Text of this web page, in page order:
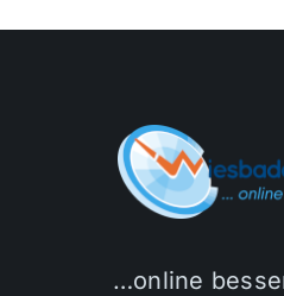
…online